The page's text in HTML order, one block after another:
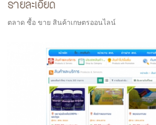
รายละเอียด
ตลาด ซื้อ ขาย สินค้าเกษตรออนไลน์